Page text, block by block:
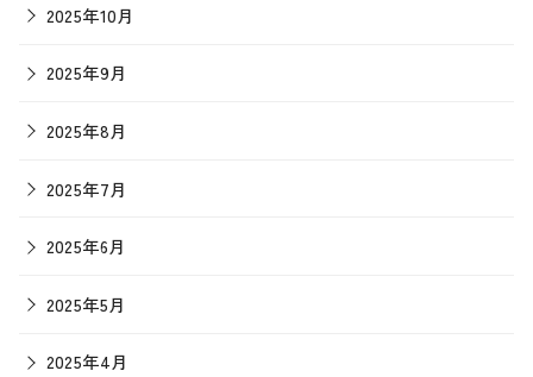
2025年10月
2025年9月
2025年8月
2025年7月
2025年6月
2025年5月
2025年4月